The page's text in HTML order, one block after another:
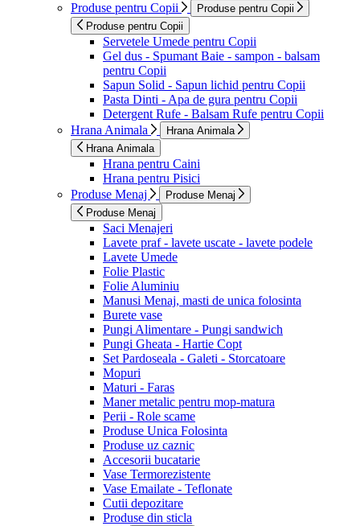
Produse pentru Copii
Produse pentru Copii
Produse pentru Copii
Servetele Umede pentru Copii
Gel dus - Spumant Baie - sampon - balsam
pentru Copii
Sapun Solid - Sapun lichid pentru Copii
Pasta Dinti - Apa de gura pentru Copii
Detergent Rufe - Balsam Rufe pentru Copii
Hrana Animala
Hrana Animala
Hrana Animala
Hrana pentru Caini
Hrana pentru Pisici
Produse Menaj
Produse Menaj
Produse Menaj
Saci Menajeri
Lavete praf - lavete uscate - lavete podele
Lavete Umede
Folie Plastic
Folie Aluminiu
Manusi Menaj, masti de unica folosinta
Burete vase
Pungi Alimentare - Pungi sandwich
Pungi Gheata - Hartie Copt
Set Pardoseala - Galeti - Storcatoare
Mopuri
Maturi - Faras
Maner metalic pentru mop-matura
Perii - Role scame
Produse Unica Folosinta
Produse uz caznic
Accesorii bucatarie
Vase Termorezistente
Vase Emailate - Teflonate
Cutii depozitare
Produse din sticla